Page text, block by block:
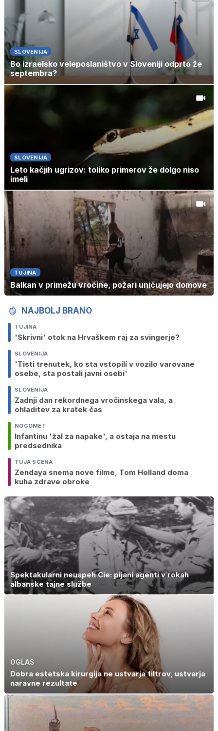
SLOVENIJA
Bo izraelsko veleposlaništvo v Sloveniji odprto že
septembra?
SLOVENIJA
Leto kačjih ugrizov: toliko primerov že dolgo niso
imeli
TUJINA
Balkan v primežu vročine, požari uničujejo domove
NAJBOLJ BRANO
TUJINA
'Skrivni' otok na Hrvaškem raj za svingerje?
SLOVENIJA
'Tisti trenutek, ko sta vstopili v vozilo varovane
osebe, sta postali javni osebi'
SLOVENIJA
Zadnji dan rekordnega vročinskega vala, a
ohladitev za kratek čas
NOGOMET
Infantinu 'žal za napake', a ostaja na mestu
predsednika
TUJA SCENA
Zendaya snema nove filme, Tom Holland doma
kuha zdrave obroke
Spektakularni neuspeh Cie: pijani agenti v rokah
albanske tajne službe
OGLAS
Dobra estetska kirurgija ne ustvarja filtrov, ustvarja
naravne rezultate